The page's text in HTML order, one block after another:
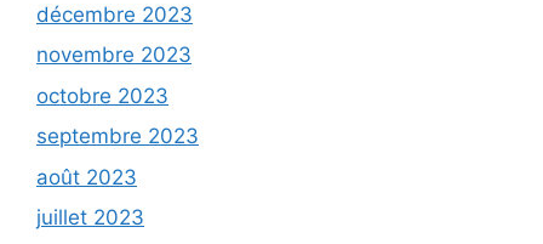
décembre 2023
novembre 2023
octobre 2023
septembre 2023
août 2023
juillet 2023